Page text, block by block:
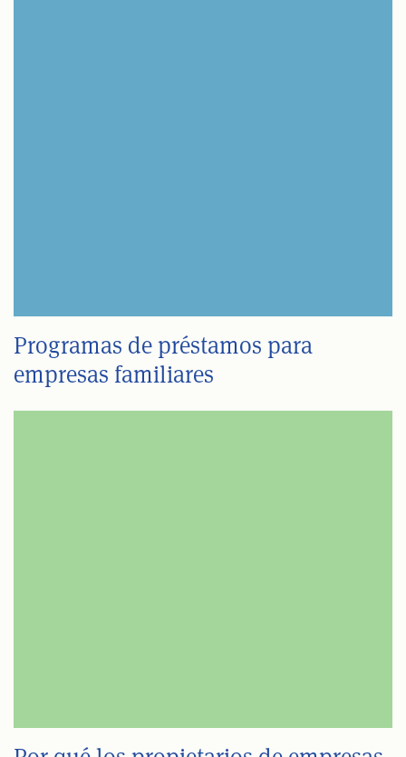
Programas de préstamos para
empresas familiares